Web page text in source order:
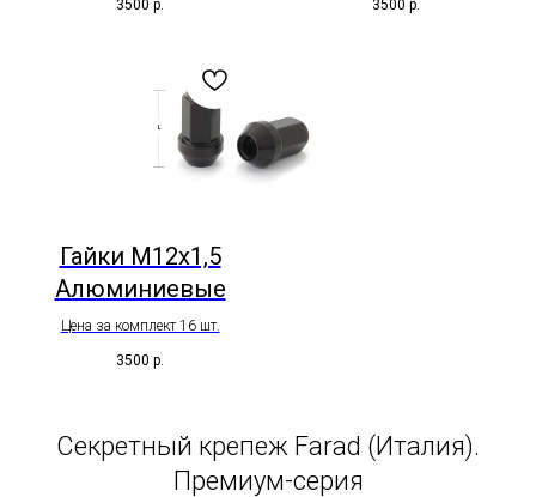
3500 р. 3500 р.
Гайки М12х1,5
Алюминиевые
Цена за комплект 16 шт.
3500 р.
Секретный крепеж Farad (Италия).
Премиум-серия